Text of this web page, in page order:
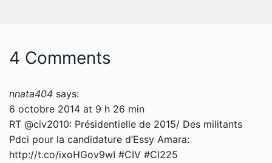
4 Comments
nnata404 says:
6 octobre 2014 at 9 h 26 min
RT @civ2010: Présidentielle de 2015/ Des militants
Pdci pour la candidature d’Essy Amara:
http://t.co/ixoHGov9wI #CIV #CI225